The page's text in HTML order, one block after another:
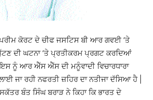
ਕੋਰਟ ਦੇ ਚੀਫ ਜਸਟਿਸ ਬੀ ਆਰ ਗਵਈ ‘ਤੇ
ਦੀ ਘਟਨਾ ‘ਤੇ ਪ੍ਰਤੀਕਰਮ ਪ੍ਰਗਟ ਕਰਦਿਆਂ
ਨੂੰ ਆਰ ਐੱਸ ਐੱਸ ਦੀ ਮਨੂੰਵਾਦੀ ਵਿਚਾਰਧਾਰਾ
ਜਾ ਰਹੀ ਨਫਰਤੀ ਜ਼ਹਿਰ ਦਾ ਨਤੀਜਾ ਦੱਸਿਆ ਹੈ |
ਬੰਤ ਸਿੰਘ ਬਰਾੜ ਨੇ ਕਿਹਾ ਕਿ ਭਾਰਤ ਦੇ